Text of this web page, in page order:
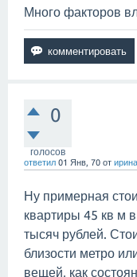
Много факторов
0
голосов
ответил 01 Янв, 70 от ирина
Ну примерная
квартиры 45 кв м
тысяч рублей.
близости метро
вещей, как